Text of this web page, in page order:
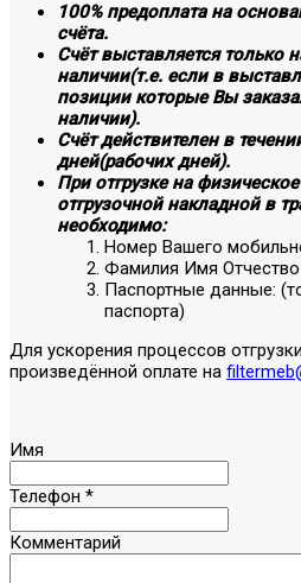
100% предоплата на
счёта.
Счёт выставляется только
наличии(т.е. если в
позиции которые Вы
наличии).
Счёт действителен в
дней(рабочих дней).
При отгрузке на
отгрузочной накладной в
необходимо:
Номер Вашего
Фамилия Имя Отчество
Паспортные данные:
паспорта)
Для ускорения процессов
произведённой оплате на
Имя
Телефон *
Комментарий